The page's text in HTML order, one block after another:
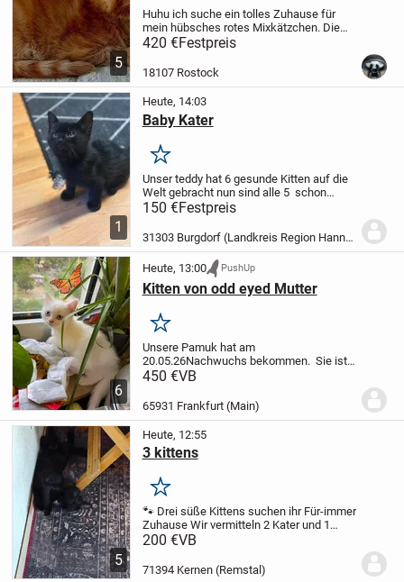
5
Huhu ich suche ein tolles Zuhause für
mein hübsches rotes Mixkätzchen. Die
Geschwister sind schon vermittelt.
Katzen sind am 11.6.26 Eltern geworden.
Die Kleinen wachsen liebevoll in der...
420 €Festpreis
18107 Rostock
1
Heute, 14:03
Baby Kater
Merken
Unser teddy hat 6 gesunde Kitten auf die
Welt gebracht nun sind alle 5 schon
vermittelt übrig ist der Kater noch er sucht
ein warmes neues zu Hause für immer
geboren am 30.05.2026
150 €Festpreis
31303 Burgdorf (Landkreis Region Hannover)
6
Heute, 13:00 PushUp
Kitten von odd eyed Mutter
Merken
Unsere Pamuk hat am
20.05.26Nachwuchs bekommen. Sie ist
Reinrassige Britisch Kurzhaar Dame in
eyed Augen und ist reine
Wohnungskatze.Der Vater ist ein...
450 €VB
65931 Frankfurt (Main)
5
Heute, 12:55
3 kittens
Merken
🐾 Drei süße Kittens suchen ihr Für-immer
Zuhause Wir vermitteln 2 Kater und 1
Katze, geboren am 05.05.2026, in
Hände.Uns ist besonders wichtig, dass
200 €VB
71394 Kernen (Remstal)